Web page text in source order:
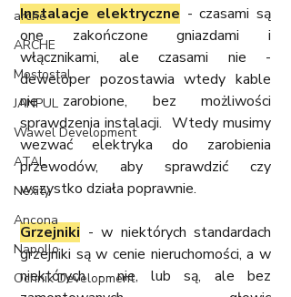
arche
ARCHE
Mostostal
JANPUL
Wawel Development
ATAL
Nexity
Ancona
Napollo
Ochnik Development
Instalacje elektryczne - czasami są
one zakończone gniazdami i
włącznikami, ale czasami nie -
deweloper pozostawia wtedy kable
nie zarobione, bez możliwości
sprawdzenia instalacji.  Wtedy musimy
wezwać elektryka do zarobienia
przewodów, aby sprawdzić czy
wszystko działa poprawnie.
Grzejniki - w niektórych standardach
grzejniki są w cenie nieruchomości, a w
niektórych - nie, lub są, ale bez